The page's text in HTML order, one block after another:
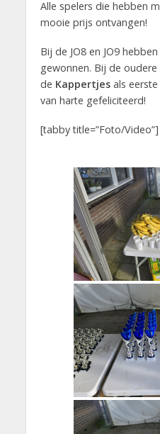
Alle spelers die hebben
mooie prijs ontvangen!
Bij de JO8 en JO9
gewonnen. Bij de
de Kappertjesals eerste
van harte gefeliciteerd!
[tabby title=”Foto/Video”]